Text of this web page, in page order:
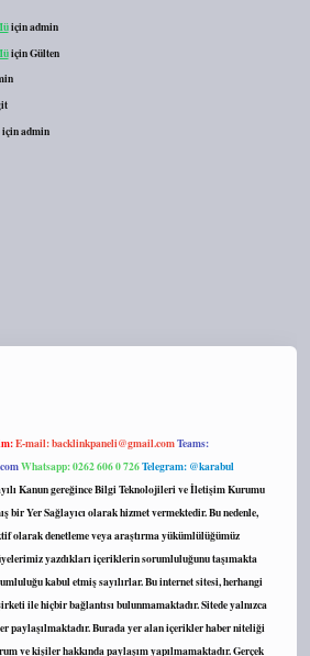
içinadmin
içinGülten
içinadmin
E-mail:backlinkpaneli@gmail.comTeams:
Whatsapp: 0262 606 0 726Telegram: @karabul
Kanun gereğince Bilgi Teknolojileri ve İletişim Kurumu
bir Yer Sağlayıcı olarak hizmet vermektedir. Bu nedenle,
olarak denetleme veya araştırma yükümlülüğümüz
yazdıkları içeriklerin sorumluluğunu taşımakta
kabul etmiş sayılırlar. Bu internet sitesi, herhangi
ile hiçbir bağlantısı bulunmamaktadır. Sitede yalnızca
paylaşılmaktadır. Burada yer alan içerikler haber niteliği
ve kişiler hakkında paylaşım yapılmamaktadır. Gerçek